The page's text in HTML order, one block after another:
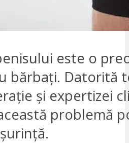
este o
bărbați. Datorită
și expertizei
problemă